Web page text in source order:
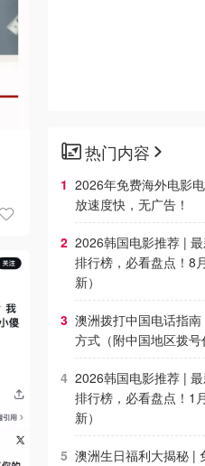
热门内容
2026年免费海外电影
放速度快，无广告！
2026韩国电影推荐 |
排行榜，必看盘点！8
新）
澳洲拨打中国电话指
方式（附中国地区拨号
2026韩国电影推荐 |
排行榜，必看盘点！1
新）
澳洲生日福利大揭秘 |